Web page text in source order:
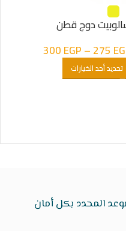
دوج قطن
275
–
300EGP
تحديد أحد الخيارات
المحدد بكل أمان